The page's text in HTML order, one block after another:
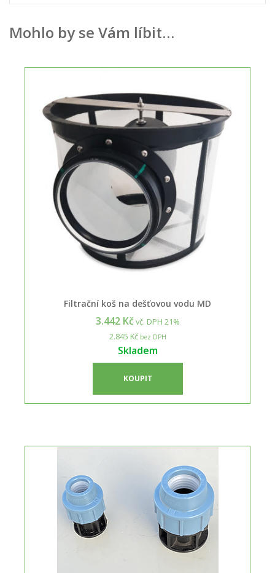
Mohlo by se Vám líbit…
Filtrační koš na dešťovou vodu MD
3.442 Kčvč. DPH 21%
2.845 Kčbez DPH
Skladem
KOUPIT